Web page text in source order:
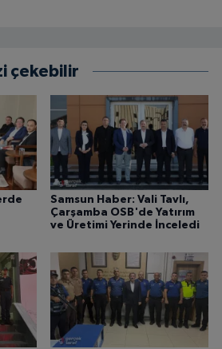
çekebilir
Samsun Haber: Vali Tavlı,
Çarşamba OSB'de Yatırım
ve Üretimi Yerinde İnceledi